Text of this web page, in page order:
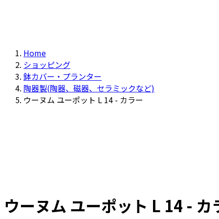
Home
ショッピング
鉢カバー・プランター
陶器製(陶器、磁器、セラミックなど)
ウーヌム ユーポット L 14 - カラー
ウーヌム ユーポット L 14 - カ